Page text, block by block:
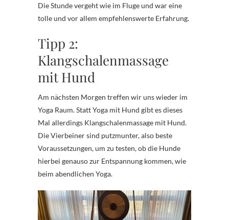
Die Stunde vergeht wie im Fluge und war eine
tolle und vor allem empfehlenswerte Erfahrung.
Tipp 2:
Klangschalenmassage
mit Hund
Am nächsten Morgen treffen wir uns wieder im
Yoga Raum. Statt Yoga mit Hund gibt es dieses
Mal allerdings Klangschalenmassage mit Hund.
Die Vierbeiner sind putzmunter, also beste
Voraussetzungen, um zu testen, ob die Hunde
hierbei genauso zur Entspannung kommen, wie
beim abendlichen Yoga.